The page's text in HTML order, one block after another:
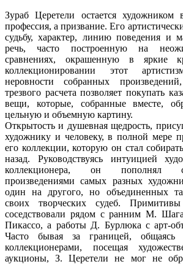
Зураб Церетели остается художником
профессия, а призвание. Его
судьбу, характер, линию поведения и
речь, часто построенную на
сравнениях, окрашенную в яркие
коллекционировании этот
неровности собранных
трезвого расчета позволяет покупать
вещи, которые, собранные вместе,
цельную и объемную картину.
Открытость и душевная щедрость,
художнику и человеку, в полной мере
его коллекции, которую он стал
назад. Руководствуясь интуицией
коллекционера, он пополнял
произведениями самых разных
один на другого, но объединенных
своих творческих судеб.
соседствовали рядом с ранним М.
Пикассо, а работы Д. Бурлюка с арт-
Часто бывая за границей,
коллекционерами, посещая
аукционы, З. Церетели не мог не